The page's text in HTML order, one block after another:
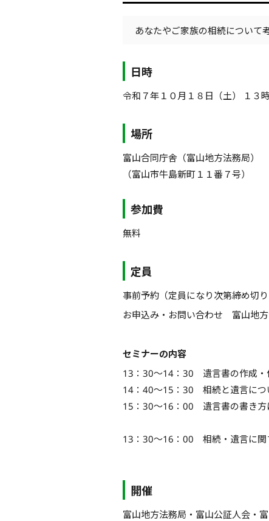
あなたやご家族の相続について
日時
令和７年１０月１８日（土） １３
場所
富山合同庁舎（富山地方法務局）
（富山市牛島新町１１番７号）
参加費
無料
定員
事前予約（定員になり次第締め切り
お申込み・お問い合わせ 富山地
セミナーの内容
13：30～14：30 遺言書の作成・
14：40～15：30 相続と遺言につ
15：30～16：00 遺言書の書き方
13：30～16：00 相続・遺言に関
開催
富山地方法務局・富山公証人会・